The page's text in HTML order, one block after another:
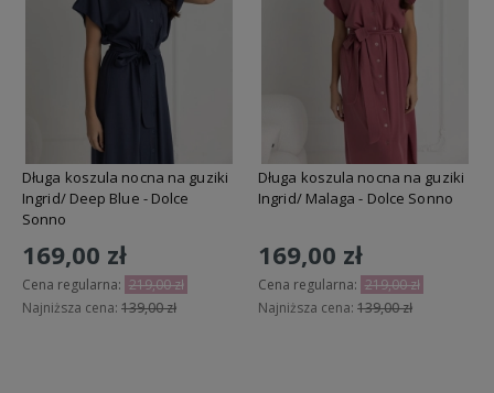
Długa koszula nocna na guziki
Ingrid/ Deep Blue - Dolce
Sonno
169,00 zł
Cena regularna: 219,00 zł
Najniższa cena: 139,00 zł
Długa koszula nocna na guziki
Ingrid/ Malaga - Dolce Sonno
169,00 zł
Cena regularna: 219,00 zł
Najniższa cena: 139,00 zł